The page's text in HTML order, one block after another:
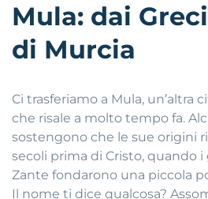
Mula: dai
di Murcia
Ci trasferiamo a Mula, un’altra
che risale a molto tempo fa.
sostengono che le sue origini
secoli prima di Cristo, quando i
Zante fondarono una piccola
Il nome ti dice qualcosa?